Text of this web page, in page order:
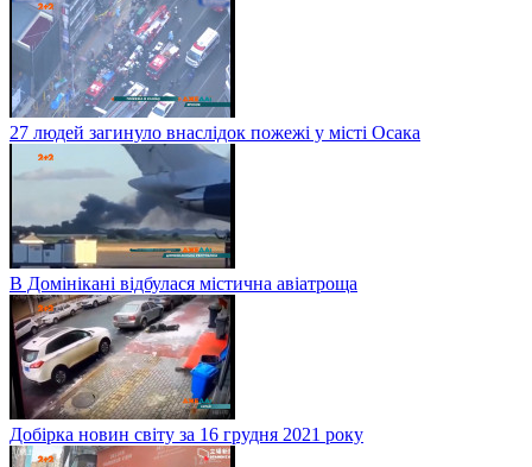
27 людей загинуло внаслідок пожежі у місті Осака
В Домінікані відбулася містична авіатроща
Добірка новин світу за 16 грудня 2021 року